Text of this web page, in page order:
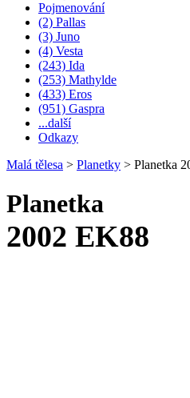
Pojmenování
(2) Pallas
(3) Juno
(4) Vesta
(243) Ida
(253) Mathylde
(433) Eros
(951) Gaspra
...další
Odkazy
Malá tělesa > Planetky > Planetka
Planetka
2002 EK88